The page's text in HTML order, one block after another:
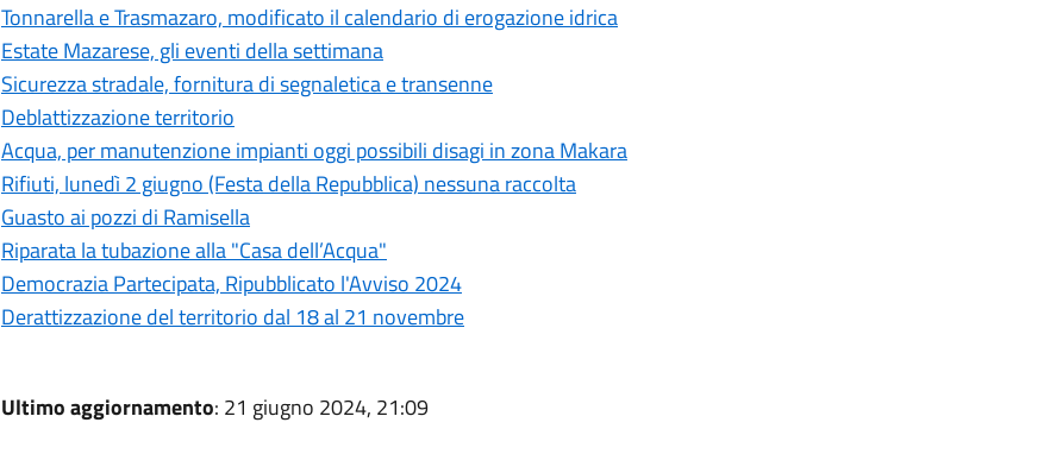
Tonnarella e Trasmazaro, modificato il calendario di erogazione idrica
Estate Mazarese, gli eventi della settimana
Sicurezza stradale, fornitura di segnaletica e transenne
Deblattizzazione territorio
Acqua, per manutenzione impianti oggi possibili disagi in zona Makara
Rifiuti, lunedì 2 giugno (Festa della Repubblica) nessuna raccolta
Guasto ai pozzi di Ramisella
Riparata la tubazione alla "Casa dell’Acqua"
Democrazia Partecipata, Ripubblicato l'Avviso 2024
Derattizzazione del territorio dal 18 al 21 novembre
Ultimo aggiornamento: 21 giugno 2024, 21:09